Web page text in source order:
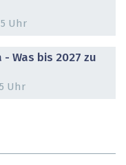
Uhr
- Was bis 2027 zu
Uhr